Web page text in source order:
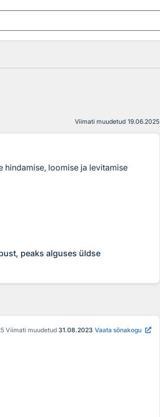
Viimati muudetud 19.06.2025
hindamise, loomise ja levitamise
peaks alguses üldse
Viimati muudetud 31.08.2023 Vaata sõnakogu